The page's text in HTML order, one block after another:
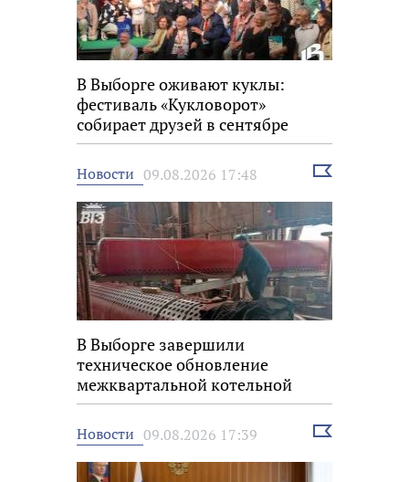
В Выборге оживают куклы:
фестиваль «Кукловорот»
собирает друзей в сентябре
Новости 09.08.2026 17:48
Выбрать
В Выборге завершили
техническое обновление
межквартальной котельной
Новости 09.08.2026 17:39
Выбрать